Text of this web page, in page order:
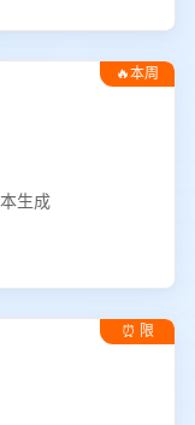
🔥本周
生成
⏰ 限